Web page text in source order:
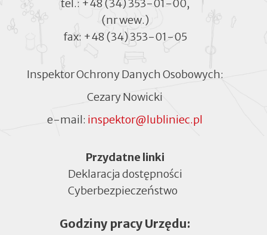
tel.: +48 (34) 353-01-00,
(nr wew.)
fax: +48 (34) 353-01-05
Inspektor Ochrony Danych Osobowych:
Cezary Nowicki
e-mail: inspektor@lubliniec.pl
MenuPrzydatne linki
Deklaracja dostępności
Cyberbezpieczeństwo
w
Godziny pracy Urzędu: